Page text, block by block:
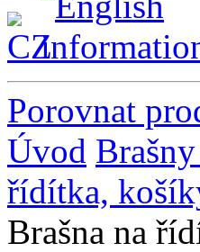
Porovnat
Úvod
řídítka,
Brašna na